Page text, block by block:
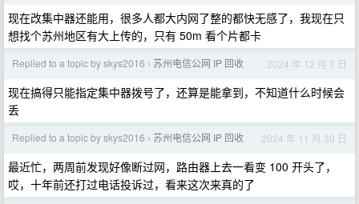
现在改集中器还能用，很多人都大内网了整的都快无感了，我现在只
想找个苏州地区有大上传的，只有 50m 看个片都卡
Replied to a topic by skys2016 › 苏州电信公网 IP 回收 2024 年 12 月 7 日
现在搞得只能指定集中器拨号了，还算是能拿到，不知道什么时候会
丢
Replied to a topic by skys2016 › 苏州电信公网 IP 回收 2024 年 11 月 30 日
最近忙，两周前发现好像断过网，路由器上去一看变 100 开头了，
哎，十年前还打过电话投诉过，看来这次来真的了